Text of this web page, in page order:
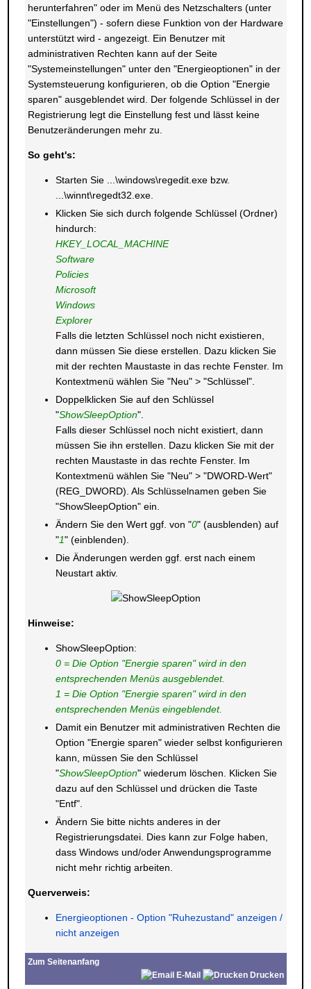
herunterfahren" oder im Menü des Netzschalters (unter
"Einstellungen") - sofern diese Funktion von der Hardware
unterstützt wird - angezeigt. Ein Benutzer mit
administrativen Rechten kann auf der Seite
"Systemeinstellungen" unter den "Energieoptionen" in der
Systemsteuerung konfigurieren, ob die Option "Energie
sparen" ausgeblendet wird. Der folgende Schlüssel in der
Registrierung legt die Einstellung fest und lässt keine
Benutzeränderungen mehr zu.
So geht's:
Starten Sie ...\windows\regedit.exe bzw.
...\winnt\regedt32.exe.
Klicken Sie sich durch folgende Schlüssel (Ordner)
hindurch:
HKEY_LOCAL_MACHINE
Software
Policies
Microsoft
Windows
Explorer
Falls die letzten Schlüssel noch nicht existieren,
dann müssen Sie diese erstellen. Dazu klicken Sie
mit der rechten Maustaste in das rechte Fenster. Im
Kontextmenü wählen Sie "Neu" > "Schlüssel".
Doppelklicken Sie auf den Schlüssel
"ShowSleepOption".
Falls dieser Schlüssel noch nicht existiert, dann
müssen Sie ihn erstellen. Dazu klicken Sie mit der
rechten Maustaste in das rechte Fenster. Im
Kontextmenü wählen Sie "Neu" > "DWORD-Wert"
(REG_DWORD). Als Schlüsselnamen geben Sie
"ShowSleepOption" ein.
Ändern Sie den Wert ggf. von "0" (ausblenden) auf
"1" (einblenden).
Die Änderungen werden ggf. erst nach einem
Neustart aktiv.
Hinweise:
ShowSleepOption:
0 = Die Option "Energie sparen" wird in den
entsprechenden Menüs ausgeblendet.
1 = Die Option "Energie sparen" wird in den
entsprechenden Menüs eingeblendet.
Damit ein Benutzer mit administrativen Rechten die
Option "Energie sparen" wieder selbst konfigurieren
kann, müssen Sie den Schlüssel
"ShowSleepOption" wiederum löschen. Klicken Sie
dazu auf den Schlüssel und drücken die Taste
"Entf".
Ändern Sie bitte nichts anderes in der
Registrierungsdatei. Dies kann zur Folge haben,
dass Windows und/oder Anwendungsprogramme
nicht mehr richtig arbeiten.
Querverweis:
Energieoptionen - Option "Ruhezustand" anzeigen /
nicht anzeigen
Zum Seitenanfang
E-Mail
Drucken